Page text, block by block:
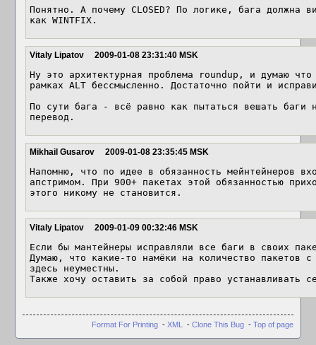
Понятно. А почему CLOSED? По логике, бага должна
как WINTFIX.
Vitaly Lipatov 2009-01-08 23:31:40 MSK
Ну это архитектурная проблема roundup, и думаю
рамках ALT бессмысленно. Достаточно пойти и
По сути бага - всё равно как пытаться вешать баги
перевод.
Mikhail Gusarov 2009-01-08 23:35:45 MSK
Напомню, что по идее в обязанность мейнтейнеров
апстримом. При 900+ пакетах этой обязанностью
Vitaly Lipatov 2009-01-09 00:32:46 MSK
Если бы мантейнеры исправляли все баги в своих
Думаю, что какие-то намёки на количество пакетов с
здесь неуместны.
Также хочу оставить за собой право устанавливать
Format For Printing - XML - Clone This Bug - Top of page